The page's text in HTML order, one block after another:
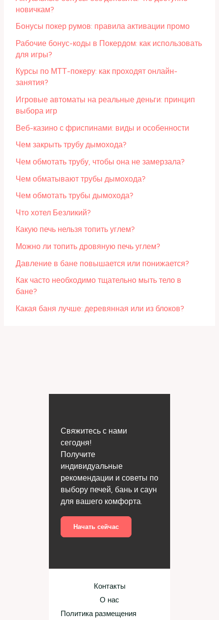
новичкам?
Бонусы покер румов: правила активации промо
Рабочие бонус-коды в Покердом: как использовать
для игры?
Курсы по МТТ-покеру: как проходят онлайн-
занятия?
Игровые автоматы на реальные деньги: принцип
выбора игр
Веб-казино с фриспинами: виды и особенности
Чем закрыть трубу дымохода?
Чем обмотать трубу, чтобы она не замерзала?
Чем обматывают трубы дымохода?
Чем обмотать трубы дымохода?
Что хотел Безликий?
Какую печь нельзя топить углем?
Можно ли топить дровяную печь углем?
Давление в бане повышается или понижается?
Как часто необходимо тщательно мыть тело в
бане?
Какая баня лучше: деревянная или из блоков?
Свяжитесь с нами
сегодня!
Получите
индивидуальные
рекомендации и советы по
выбору печей, бань и саун
для вашего комфорта.
Начать сейчас
Контакты
О нас
Политика размещения